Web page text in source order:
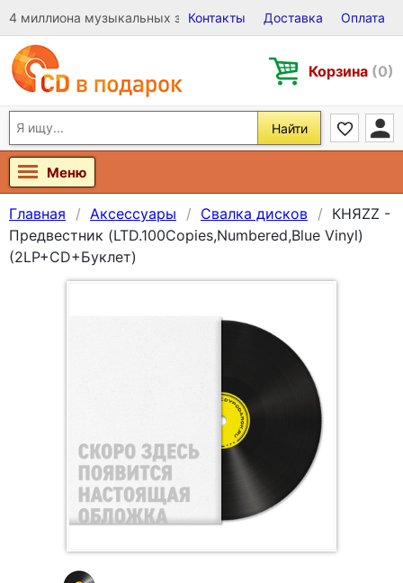
4 миллиона музыкальных записей на Виниле, CD и DVD
Контакты Доставка Оплата
Корзина (0)
Найти
Меню
Главная Аксессуары Свалка дисков
КНЯZZ -
Предвестник (LTD.100Copies,Numbered,Blue Vinyl)
(2LP+CD+Буклет)